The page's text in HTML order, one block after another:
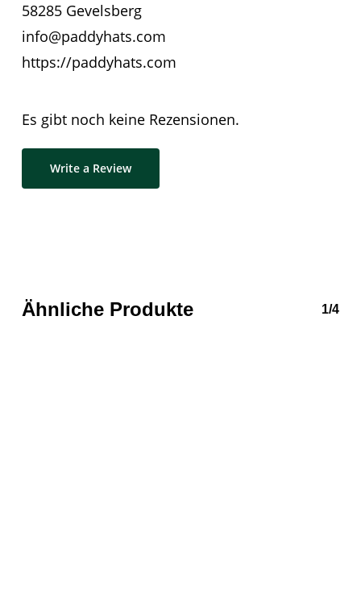
58285 Gevelsberg
info@paddyhats.com
https://paddyhats.com
Es gibt noch keine Rezensionen.
Write a Review
Ähnliche Produkte 1/4